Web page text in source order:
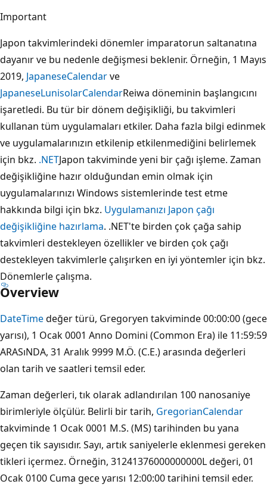
Important
Japon takvimlerindeki dönemler imparatorun saltanatına
dayanır ve bu nedenle değişmesi beklenir. Örneğin, 1 Mayıs
2019, JapaneseCalendarve
JapaneseLunisolarCalendarReiwa döneminin başlangıcını
işaretledi. Bu tür bir dönem değişikliği, bu takvimleri
kullanan tüm uygulamaları etkiler. Daha fazla bilgi edinmek
ve uygulamalarınızın etkilenip etkilenmediğini belirlemek
için bkz. .NETJapon takviminde yeni bir çağı işleme. Zaman
değişikliğine hazır olduğundan emin olmak için
uygulamalarınızı Windows sistemlerinde test etme
hakkında bilgi için bkz. Uygulamanızı Japon çağı
değişikliğine hazırlama. .NET'te birden çok çağa sahip
takvimleri destekleyen özellikler ve birden çok çağı
destekleyen takvimlerle çalışırken en iyi yöntemler için bkz.
Dönemlerle çalışma.
Overview
DateTimedeğer türü, Gregoryen takviminde 00:00:00 (gece
yarısı), 1 Ocak 0001 Anno Domini (Common Era) ile 11:59:59
ARASıNDA, 31 Aralık 9999 M.Ö. (C.E.) arasında değerleri
olan tarih ve saatleri temsil eder.
Zaman değerleri, tık olarak adlandırılan 100 nanosaniye
birimleriyle ölçülür. Belirli bir tarih, GregorianCalendar
takviminde 1 Ocak 0001 M.S. (MS) tarihinden bu yana
geçen tik sayısıdır. Sayı, artık saniyelerle eklenmesi gereken
tikleri içermez. Örneğin, 31241376000000000L değeri, 01
Ocak 0100 Cuma gece yarısı 12:00:00 tarihini temsil eder.